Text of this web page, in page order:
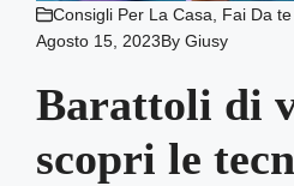
Consigli Per La Casa, Fai Da
Agosto 15, 2023ByGiusy
Barattoli di
scopri le